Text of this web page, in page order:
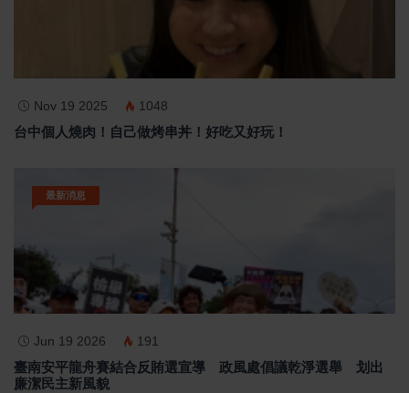
Nov 19 2025 1048
台中個人燒肉！自己做烤串丼！好吃又好玩！
最新消息
Jun 19 2026 191
臺南安平龍舟賽結合反賄選宣導 政風處倡議乾淨選舉 划出
廉潔民主新風貌